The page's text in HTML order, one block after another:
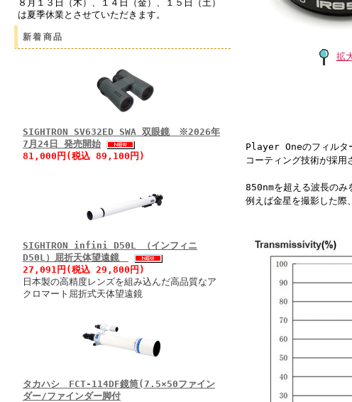
８月１３日（木）、１４日（金）、１５日（土）
は夏季休業とさせていただきます。
新着商品
SIGHTRON SV632ED SWA 双眼鏡 ※2026年
7月24日 発売開始
81,000円(税込 89,100円)
SIGHTRON infini D50L （インフィニ
D50L）屈折天体望遠鏡
27,091円(税込 29,800円)
日本製の高精度レンズを組み込んだ高品質なア
クロマート屈折式天体望遠鏡
タカハシ FCT-114DF鏡筒(7.5×50ファイン
ダー/ファインダー脚付
拡
Player Oneのフィルタ
コーティング技術が採用
850nmを超える波長のみ
例えば金星を撮影した際